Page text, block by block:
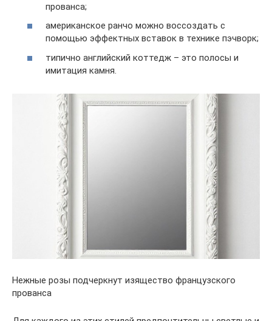
прованса;
американское ранчо можно воссоздать с
помощью эффектных вставок в технике пэчворк;
типично английский коттедж – это полосы и
имитация камня.
Нежные розы подчеркнут изящество французского
прованса